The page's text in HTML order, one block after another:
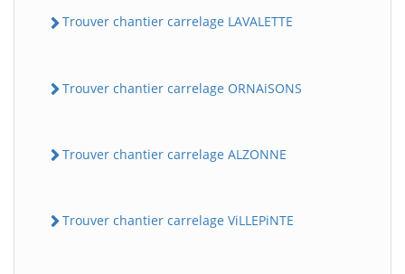
Trouver chantier carrelage LAVALETTE
Trouver chantier carrelage ORNAiSONS
Trouver chantier carrelage ALZONNE
Trouver chantier carrelage ViLLEPiNTE